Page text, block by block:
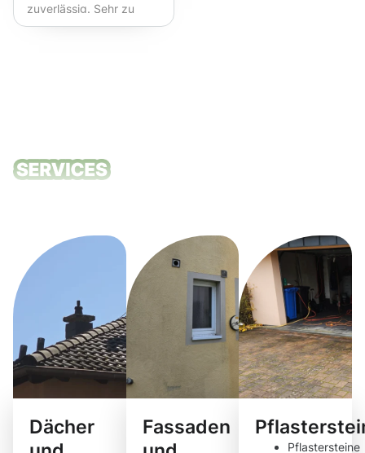
zuverlässig. Sehr zu
empfehlen!
Dächer
Fassaden
Pflastersteine